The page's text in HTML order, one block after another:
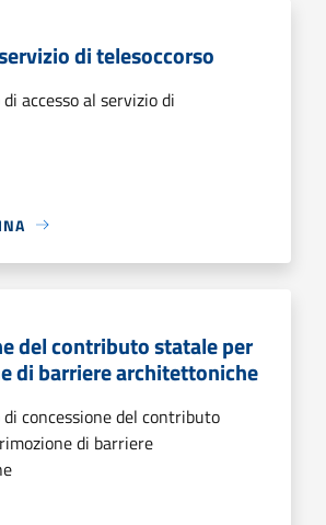
di telesoccorso
accesso al servizio di
del contributo statale per
di barriere architettoniche
concessione del contributo
di barriere